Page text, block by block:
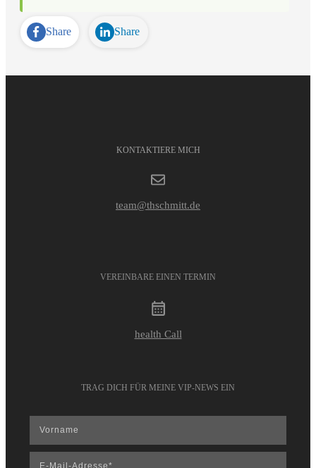
Share Share
KONTAKTIERE MICH
team@thschmitt.de
VEREINBARE EINEN TERMIN
health Call
TRAG DICH FÜR MEINE VIP-NEWS EIN